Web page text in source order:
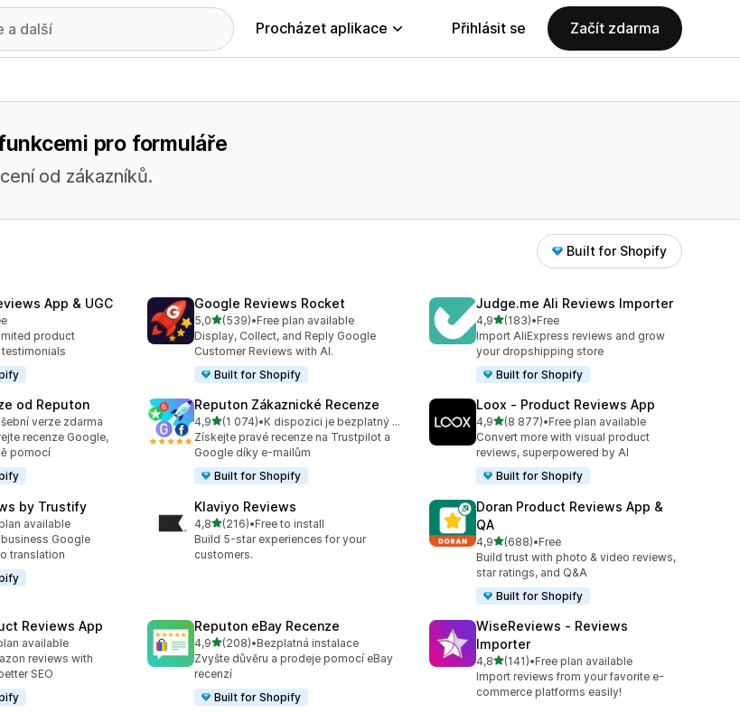
Procházet aplikace Přihlásit se Začít zdarma
pro formuláře
od zákazníků.
Built for Shopify
App & UGC
2989
product
Google Reviews Rocket
5,0z 5 hvězd
(539)
Celkový počet recenzí: 539
•Free plan available
Display, Collect, and Reply Google
Customer Reviews with AI.
Built for Shopify
Judge.me Ali Reviews Importer
4,9z 5 hvězd
(183)
Celkový počet recenzí: 183
•Free
Import AliExpress reviews and grow
your dropshipping store
Built for Shopify
od Reputon
1401
verze zdarma
recenze Google,
pomocí
Reputon Zákaznické Recenze
4,9z 5 hvězd
(1 074)
Celkový počet recenzí: 1074
•
K dispozici je bezplatný plán
Získejte pravé recenze na Trustpilot a
Google díky e-mailům
Built for Shopify
Loox ‑ Product Reviews App
4,9z 5 hvězd
(8 877)
Celkový počet recenzí: 8877
•Free plan available
Convert more with visual product
reviews, superpowered by AI
Built for Shopify
by Trustify
122
available
Google
translation
Klaviyo Reviews
4,8z 5 hvězd
(216)
Celkový počet recenzí: 216
•Free to install
Build 5-star experiences for your
customers.
Doran Product Reviews App &
QA
4,9z 5 hvězd
(688)
Celkový počet recenzí: 688
•Free
Build trust with photo & video reviews,
star ratings, and Q&A
Built for Shopify
Reviews App
411
available
reviews with
SEO
Reputon eBay Recenze
4,9z 5 hvězd
(208)
Celkový počet recenzí: 208
•Bezplatná instalace
Zvyšte důvěru a prodeje pomocí eBay
recenzí
Built for Shopify
WiseReviews ‑ Reviews
Importer
4,8z 5 hvězd
(141)
Celkový počet recenzí: 141
•Free plan available
Import reviews from your favorite e-
commerce platforms easily!